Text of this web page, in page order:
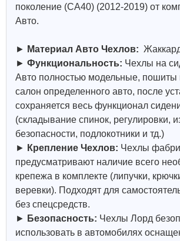
поколение (CA40) (2012-2019) от
Авто.
► Материал Авто Чехлов:
► Функциональность: Чехлы на
Авто полностью модельные, пошиты
салон определенного авто, после
сохраняется весь функционал
(складывание спинок, регулировки,
безопасности, подлокотники и тд.)
► Крепление Чехлов: Чехлы
предусматривают наличие всего
крепежа в комплекте (липучки,
веревки). Подходят для
без спецсредств.
► Безопасность: Чехлы Лорд
использовать в автомобилях